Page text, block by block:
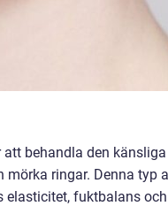
behandla den känsliga
mörka ringar. Denna typ
elasticitet, fuktbalans och